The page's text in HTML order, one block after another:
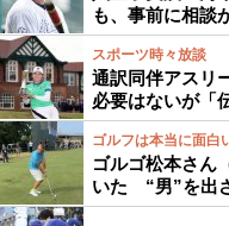
も、事前に相談
スポーツ時々放談
通訳同伴アスリ
必要はないが「
ゴルフは本当に面白
ゴルゴ松本さん
いた “男”を出